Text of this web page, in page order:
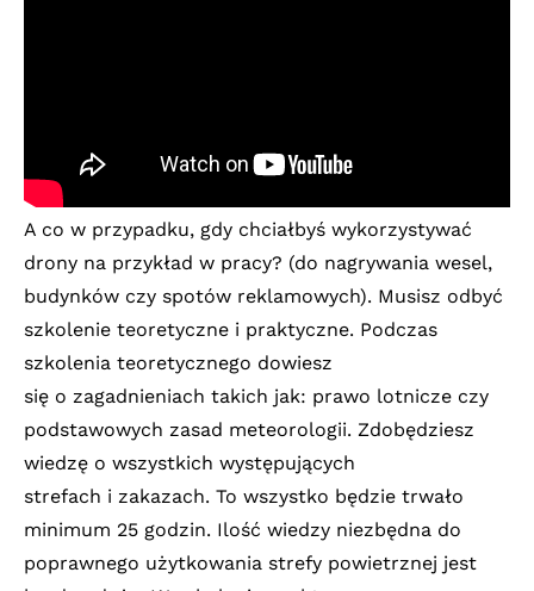
A co w przypadku, gdy chciałbyś wykorzystywać
drony na przykład w pracy? (do nagrywania wesel,
budynków czy spotów reklamowych). Musisz odbyć
szkolenie teoretyczne i praktyczne. Podczas
szkolenia teoretycznego dowiesz
się o zagadnieniach takich jak: prawo lotnicze czy
podstawowych zasad meteorologii. Zdobędziesz
wiedzę o wszystkich występujących
strefach i zakazach. To wszystko będzie trwało
minimum 25 godzin. Ilość wiedzy niezbędna do
poprawnego użytkowania strefy powietrznej jest